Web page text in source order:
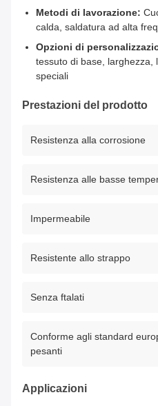
Metodi di lavorazione:
calda, saldatura ad alta
Opzioni di
tessuto di base, larghezza,
speciali
Prestazioni del prodotto
Resistenza alla corrosione
Resistenza alle basse
Impermeabile
Resistente allo strappo
Senza ftalati
Conforme agli standard
pesanti
Applicazioni